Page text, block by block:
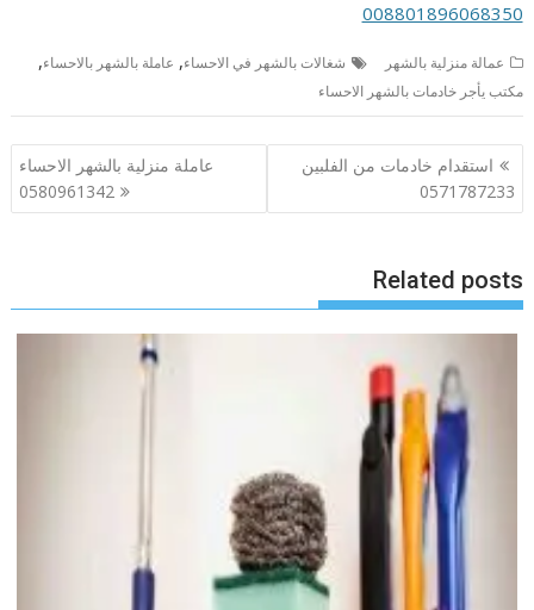
008801896068350
عمالة منزلية بالشهر شغالات بالشهر في الاحساء, عاملة بالشهر بالاحساء,
مكتب يأجر خادمات بالشهر الاحساء
تصفّح
المقالات
استقدام خادمات من الفلبين
0571787233
عاملة منزلية بالشهر الاحساء
0580961342
Related posts